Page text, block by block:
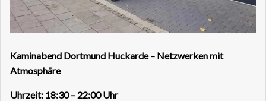
Kaminabend Dortmund Huckarde – Netzwerken mit
Atmosphäre
Uhrzeit: 18:30 – 22:00 Uhr